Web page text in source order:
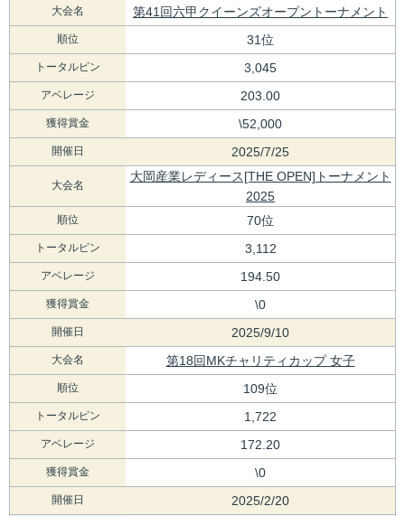
大会名 第41回六甲クイーンズオープントーナメント
順位 31位
トータルピン 3,045
アベレージ 203.00
獲得賞金 \52,000
開催日 2025/7/25
大会名
大岡産業レディース[THE OPEN]トーナメント
2025
順位 70位
トータルピン 3,112
アベレージ 194.50
獲得賞金 \0
開催日 2025/9/10
大会名 第18回MKチャリティカップ 女子
順位 109位
トータルピン 1,722
アベレージ 172.20
獲得賞金 \0
開催日 2025/2/20